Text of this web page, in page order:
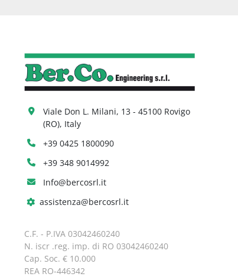
Viale Don L. Milani, 13 - 45100 Rovigo
(RO), Italy
+39 0425 1800090
+39 348 9014992
Info@bercosrl.it
assistenza@bercosrl.it
C.F. - P.IVA 03042460240
N. iscr .reg. imp. di RO 03042460240
Cap. Soc. € 10.000
REA RO-446342